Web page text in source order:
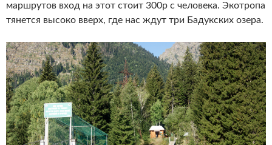
маршрутов вход на этот стоит 300р с человека. Экотропа
тянется высоко вверх, где нас ждут три Бадукских озера.